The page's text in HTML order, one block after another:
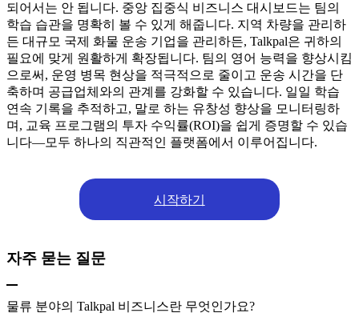
되어서는 안 됩니다. 중앙 집중식 비즈니스 대시보드는 팀의
학습 습관을 명확히 볼 수 있게 해줍니다. 지역 차량을 관리하
든 대규모 국제 화물 운송 기업을 관리하든, Talkpal은 귀하의
필요에 맞게 원활하게 확장됩니다. 팀의 영어 능력을 향상시킴
으로써, 운영 병목 현상을 적극적으로 줄이고 운송 시간을 단
축하며 공급업체와의 관계를 강화할 수 있습니다. 일일 학습
연속 기록을 추적하고, 말로 하는 유창성 향상을 모니터링하
며, 교육 프로그램의 투자 수익률(ROI)을 쉽게 증명할 수 있습
니다—모두 하나의 직관적인 플랫폼에서 이루어집니다.
시작하기
자주 묻는 질문
물류 분야의 Talkpal 비즈니스란 무엇인가요?